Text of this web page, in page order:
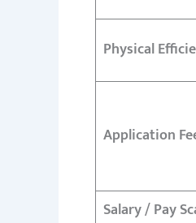
Physical
Application
Salary / Pay